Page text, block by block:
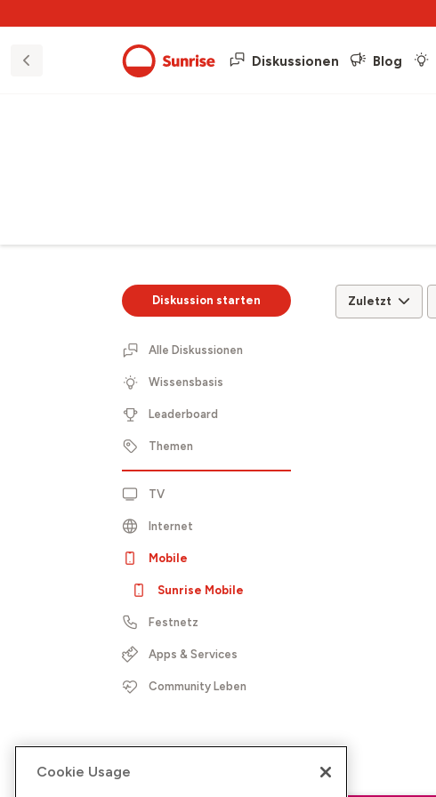
Diskussionen Blog
Diskussion starten
Alle Diskussionen
Wissensbasis
Leaderboard
Themen
TV
Internet
Mobile
Sunrise Mobile
Festnetz
Apps & Services
Community Leben
Zuletzt
Cookie Usage